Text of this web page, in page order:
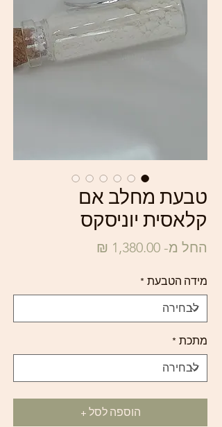
טבעת מחלב אם
קלאסית יוניסקס
החל מ- 1,380.00 ₪
מידה הטבעת *
מתכת *
הוספה לסל +